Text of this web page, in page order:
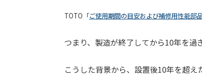
TOTO「ご使用期間の目安および補修用性能部
つまり、製造が終了してから10年を過
こうした背景から、設置後10年を超え